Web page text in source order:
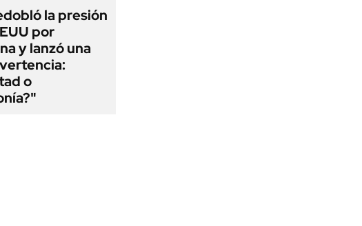
la presión
por
y lanzó una
o